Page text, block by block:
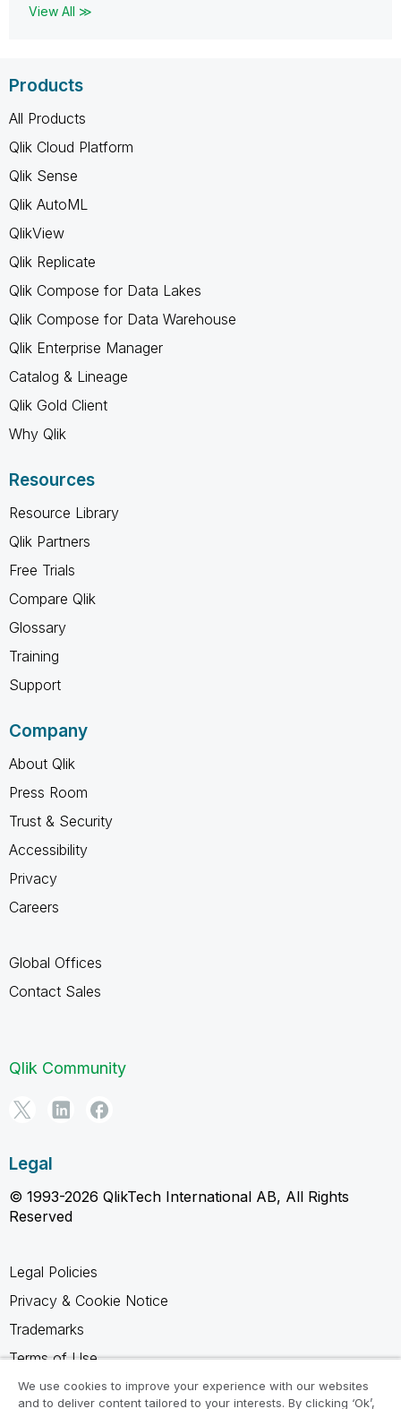
View All ≫
Products
All Products
Qlik Cloud Platform
Qlik Sense
Qlik AutoML
QlikView
Qlik Replicate
Qlik Compose for Data Lakes
Qlik Compose for Data Warehouse
Qlik Enterprise Manager
Catalog & Lineage
Qlik Gold Client
Why Qlik
Resources
Resource Library
Qlik Partners
Free Trials
Compare Qlik
Glossary
Training
Support
Company
About Qlik
Press Room
Trust & Security
Accessibility
Privacy
Careers
Global Offices
Contact Sales
Qlik Community
Legal
© 1993-2026 QlikTech International AB, All Rights
Reserved
Legal Policies
Privacy & Cookie Notice
Trademarks
Terms of Use
Legal Agreements
We use cookies to improve your experience with our websites
and to deliver content tailored to your interests. By clicking ‘Ok’,